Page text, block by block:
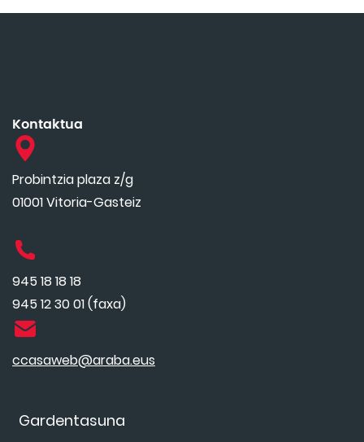
Gardentasuna
Kontaktua
Probintzia plaza z/g
01001 Vitoria-Gasteiz
945 18 18 18
945 12 30 01 (faxa)
ccasaweb@araba.eus